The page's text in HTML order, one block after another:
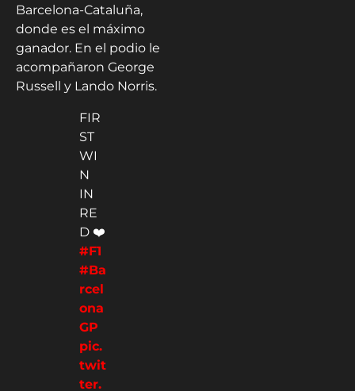
Barcelona-Cataluña,
donde es el máximo
ganador. En el podio le
acompañaron George
Russell y Lando Norris.
FIR
ST
WI
N
IN
RE
D ❤️
#F1
#Ba
rcel
ona
GP
pic.
twit
ter.